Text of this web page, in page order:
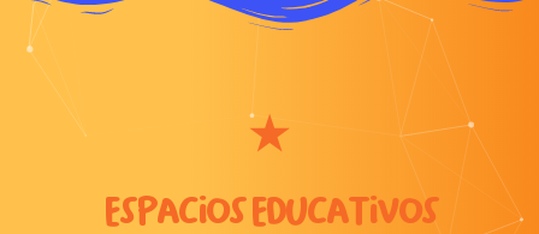
⭑
Espacios Educativos